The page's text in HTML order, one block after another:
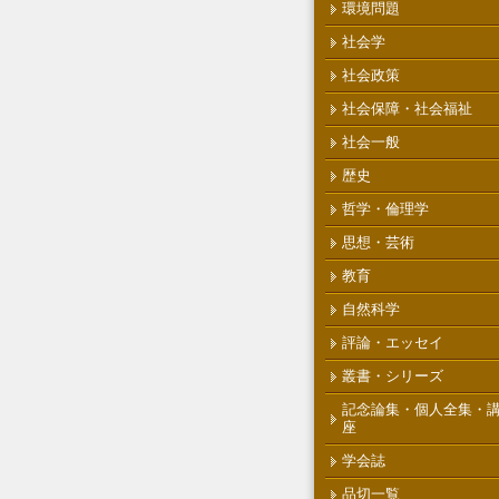
環境問題
社会学
社会政策
社会保障・社会福祉
社会一般
歴史
哲学・倫理学
思想・芸術
教育
自然科学
評論・エッセイ
叢書・シリーズ
記念論集・個人全集・
座
学会誌
品切一覧